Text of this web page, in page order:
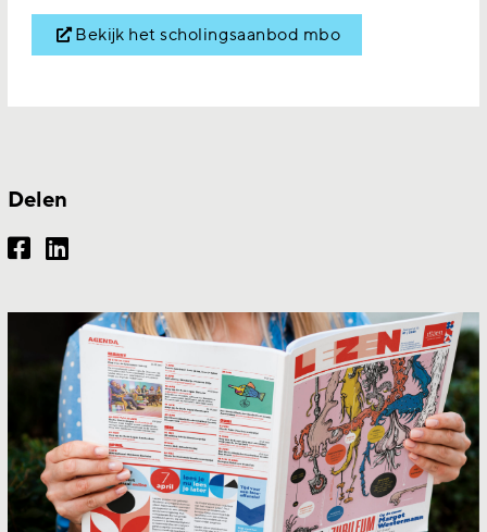
Bekijk het scholingsaanbod mbo
Delen